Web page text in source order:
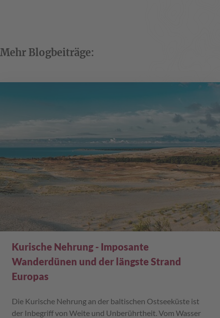
Mehr Blogbeiträge:
Kurische Nehrung - Imposante
Wanderdünen und der längste Strand
Europas
Die Kurische Nehrung an der baltischen Ostseeküste ist
der Inbegriff von Weite und Unberührtheit. Vom Wasser